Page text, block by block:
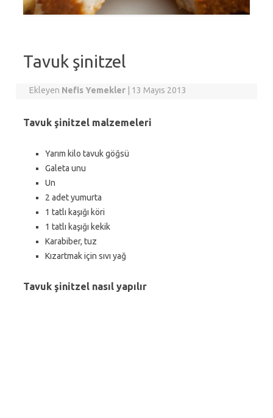
Tavuk şinitzel
Ekleyen Nefis Yemekler | 13 Mayıs 2013
Tavuk şinitzel malzemeleri
Yarım kilo tavuk göğsü
Galeta unu
Un
2 adet yumurta
1 tatlı kaşığı köri
1 tatlı kaşığı kekik
Karabiber, tuz
Kızartmak için sıvı yağ
Tavuk şinitzel nasıl yapılır